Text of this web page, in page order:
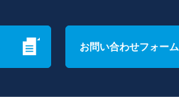
お問い合わせフォーム